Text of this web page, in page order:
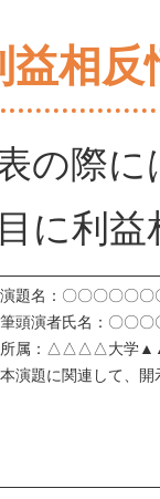
益相反
の際
に利
演題名：〇〇〇〇〇〇
筆頭演者氏名：〇〇〇
所属：△△△△大学
本演題に関連して、